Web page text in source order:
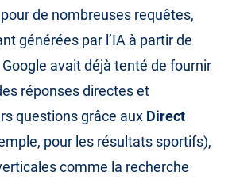
de nombreuses requêtes,
générées par l’IA à partir de
avait déjà tenté de fournir
réponses directes et
questions grâce aux Direct
pour les résultats sportifs),
comme la recherche